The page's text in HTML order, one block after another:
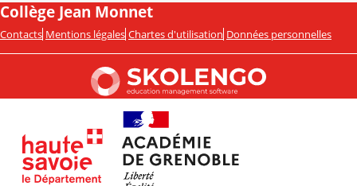
Collège Jean Monnet
Contacts Mentions légales Chartes d'utilisation Données personnelles